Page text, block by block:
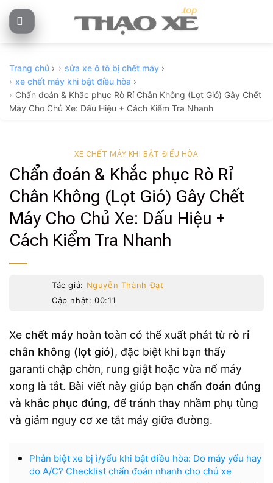
Skip
to
Trang chủ › sửa xe ô tô bị chết máy ›
xe chết máy khi bật điều hòa ›
Chẩn đoán & Khắc phục Rò Rỉ Chân Không (Lọt Gió) Gây Chết
Máy Cho Chủ Xe: Dấu Hiệu + Cách Kiểm Tra Nhanh
XE CHẾT MÁY KHI BẬT ĐIỀU HÒA
Chẩn đoán & Khắc phục Rò Rỉ
Chân Không (Lọt Gió) Gây Chết
Máy Cho Chủ Xe: Dấu Hiệu +
Cách Kiểm Tra Nhanh
Tác giả: Nguyễn Thành Đạt
Cập nhật: 00:11
Xe chết máy hoàn toàn có thể xuất phát từ rò rỉ
chân không (lọt gió), đặc biệt khi bạn thấy
garanti chập chờn, rung giật hoặc vừa nổ máy
xong là tắt. Bài viết này giúp bạn chẩn đoán đúng
và khắc phục đúng, để tránh thay nhầm phụ tùng
và giảm nguy cơ xe tắt máy giữa đường.
Phân biệt xe bị ì/yếu khi bật điều hòa: Do máy yếu hay
do A/C? Checklist chẩn đoán nhanh cho chủ xe